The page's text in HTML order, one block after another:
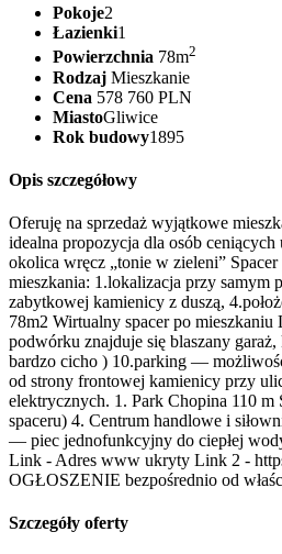
Pokoje2
Łazienki1
Powierzchnia 78m2
Rodzaj Mieszkanie
Cena 578 760 PLN
MiastoGliwice
Rok budowy1895
Opis szczegółowy
Oferuję na sprzedaż wyjątkowe
idealna propozycja dla osób
okolica wręcz „tonie w zieleni”
mieszkania: 1.lokalizacja przy samym
zabytkowej kamienicy z duszą,
78m2 Wirtualny spacer po mieszkaniu
podwórku znajduje się blaszany
bardzo cicho ) 10.parking —
od strony frontowej kamienicy przy
elektrycznych. 1. Park Chopina 110
spaceru) 4. Centrum handlowe i
— piec jednofunkcyjny do ciepłej
Link - Adres www ukryty Link 2 -
OGŁOSZENIE bezpośrednio od
Szczegóły oferty